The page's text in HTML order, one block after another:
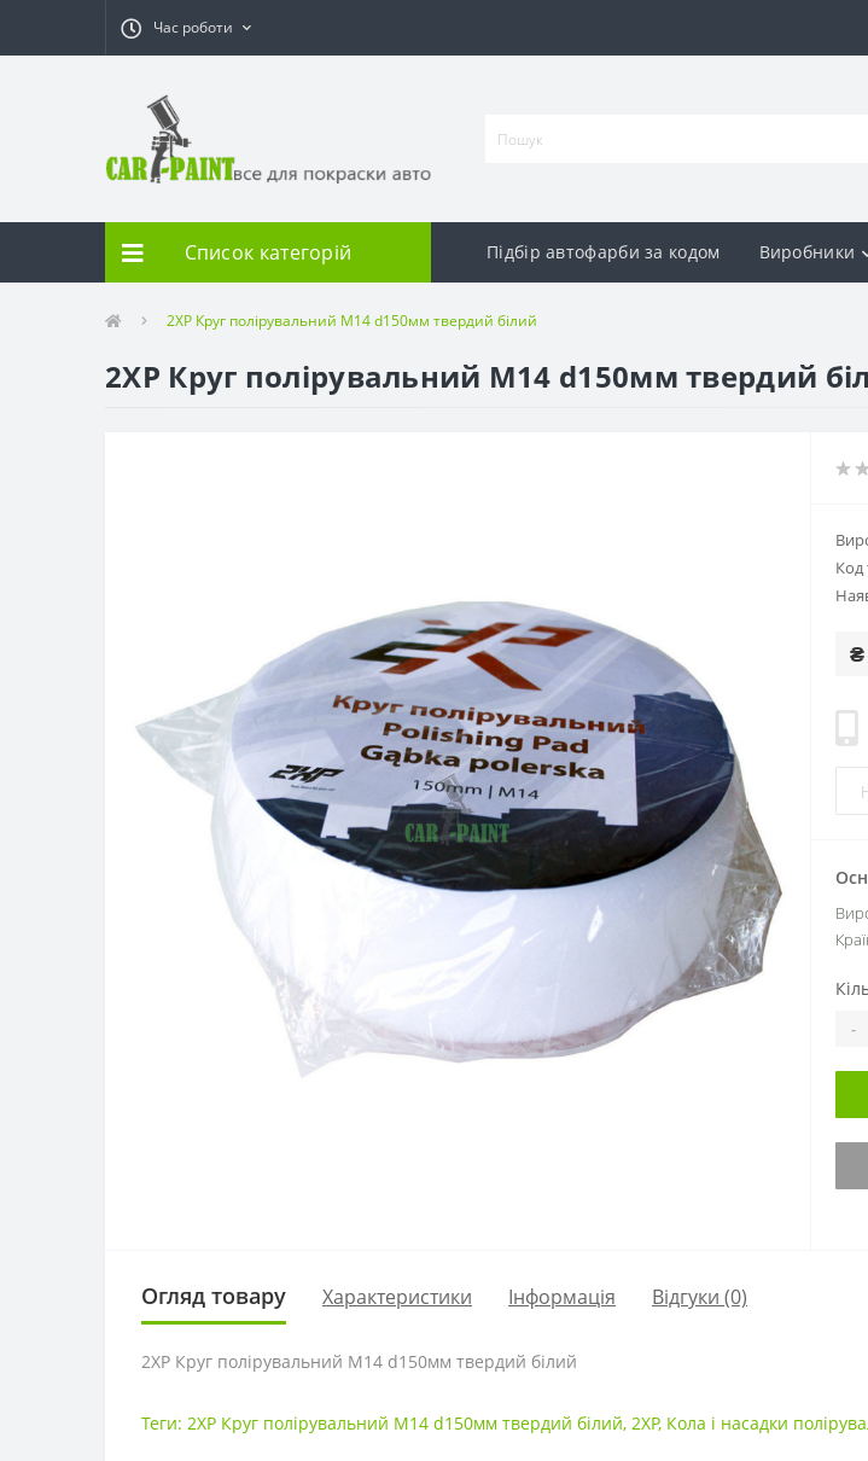
Час роботи
Список категорій Підбір автофарби за кодом Виробники
2XP Круг полірувальний M14 d150мм твердий білий
2XP Круг полірувальний M14 d150мм твердий
Код
₴
-
Огляд товару Характеристики Інформація Відгуки (0)
2XP Круг полірувальний M14 d150мм твердий білий
Теги: 2XP Круг полірувальний M14 d150мм твердий білий, 2XP, Кола і насадки